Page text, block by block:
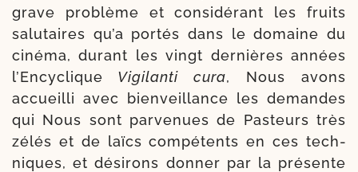
grave pro­blème et consi­dé­rant les fruits
salu­taires qu’a por­tés dans le domaine du
ciné­ma, durant les vingt der­nières années
l’Encyclique Vigilanti cura, Nous avons
accueilli avec bien­veillance les demandes
qui Nous sont par­ve­nues de Pasteurs très
zélés et de laïcs com­pé­tents en ces tech­
niques, et dési­rons don­ner par la pré­sente